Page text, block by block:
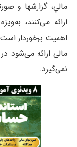
مالي، گزارشها و
ارائه می‌کنند،
اهمیت برخوردار است.
مالی ارائه می‌شود در
نمی‌گیرد.